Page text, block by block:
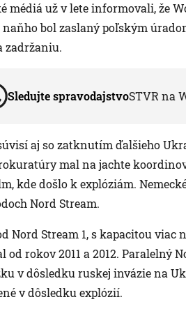
médiá už v lete informovali, že
bol zaslaný poľským
zadržaniu.
Sledujte spravodajstvoSTVR na
aj so zatknutím ďalšieho
mal na jachte
kde došlo k explóziám.
Nord Stream.
Nord Stream 1, s kapacitou
od rokov 2011 a 2012. Paralelný
v dôsledku ruskej invázie na
v dôsledku explózií.